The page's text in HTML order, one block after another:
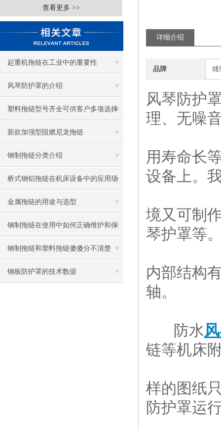
查看更多 >>
起重机拖链在工业中的重要性
风琴防护罩的介绍
塑料拖链型号齐全可供客户多项选择
新款加强型阻燃尼龙拖链
钢制拖链分类介绍
桥式钢铝拖链在机床设备中的应用场
景
金属拖链的用途与选型
钢制拖链在使用中如何正确维护和保
养
钢制拖链和塑料拖链傻傻分不清楚
钢板防护罩的技术数据
详细介绍
品牌 雄
风琴防护
理、无噪
用寿命长
设备上。
境又可制
琴护罩等
内部结构
轴。
防水
链等机床
样的图纸
防护罩运